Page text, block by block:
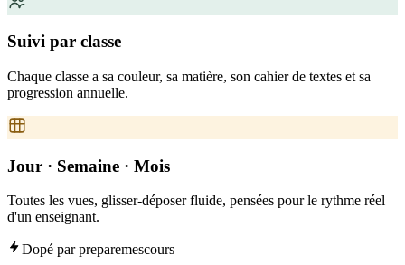
Suivi par classe
Chaque classe a sa couleur, sa matière, son cahier de textes et sa
progression annuelle.
Jour · Semaine · Mois
Toutes les vues, glisser-déposer fluide, pensées pour le rythme réel
d'un enseignant.
Dopé par preparemescours